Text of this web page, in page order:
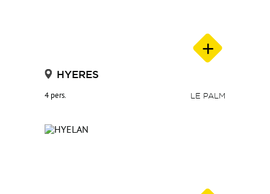
HYERES
4 pers. LE PALM